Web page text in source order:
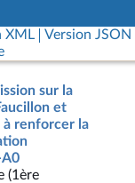
XML Version JSON
sur la
et
à renforcer la
A0
(1ère